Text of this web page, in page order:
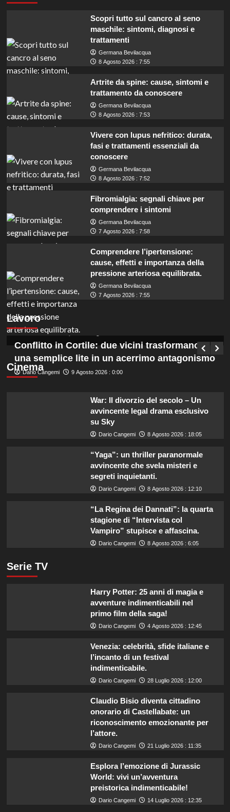
Scopri tutto sul cancro al seno
maschile: sintomi, diagnosi e
trattamenti
Germana Bevilacqua
8 Agosto 2026 : 7:55
Artrite da spine: cause, sintomi e
trattamento da conoscere
Germana Bevilacqua
8 Agosto 2026 : 7:53
Vivere con lupus nefritico: durata,
fasi e trattamenti essenziali da
conoscere
Germana Bevilacqua
8 Agosto 2026 : 7:52
Fibromialgia: segnali chiave per
comprendere i sintomi
Germana Bevilacqua
7 Agosto 2026 : 7:58
Comprendere l’ipertensione:
cause, effetti e importanza della
pressione arteriosa equilibrata.
Germana Bevilacqua
7 Agosto 2026 : 7:55
Lavoro
Assunzioni in Veneto: 6 coadiutori
amministrativi cercasi, lavoro a tempo
indeterminato.
Germana Bevilacqua
Cinema
Conflitto in Cortile: due vicini trasformano
una semplice lite in un acerrimo antagonismo
Dario Cangemi 9 Agosto 2026 : 0:00
War: Il divorzio del secolo – Un
avvincente legal drama esclusivo
su Sky
Dario Cangemi 8 Agosto 2026 : 18:05
“Yaga”: un thriller paranormale
avvincente che svela misteri e
segreti inquietanti.
Dario Cangemi 8 Agosto 2026 : 12:10
“La Regina dei Dannati”: la quarta
stagione di “Intervista col
Vampiro” stupisce e affascina.
Dario Cangemi 8 Agosto 2026 : 6:05
Serie TV
Harry Potter: 25 anni di magia e
avventure indimenticabili nel
primo film della saga!
Dario Cangemi 4 Agosto 2026 : 12:45
Venezia: celebrità, sfide italiane e
l’incanto di un festival
indimenticabile.
Dario Cangemi 28 Luglio 2026 : 12:00
Claudio Bisio diventa cittadino
onorario di Castellabate: un
riconoscimento emozionante per
l’attore.
Dario Cangemi 21 Luglio 2026 : 11:35
Esplora l’emozione di Jurassic
World: vivi un’avventura
preistorica indimenticabile!
Dario Cangemi 14 Luglio 2026 : 12:35